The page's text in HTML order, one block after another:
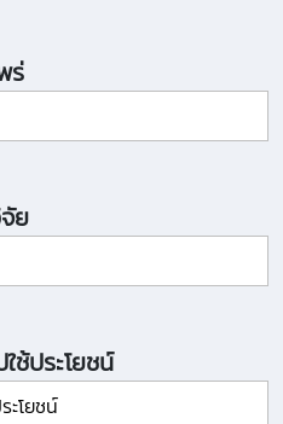
ร่
ย
ช้ประโยชน์
ะโยชน์